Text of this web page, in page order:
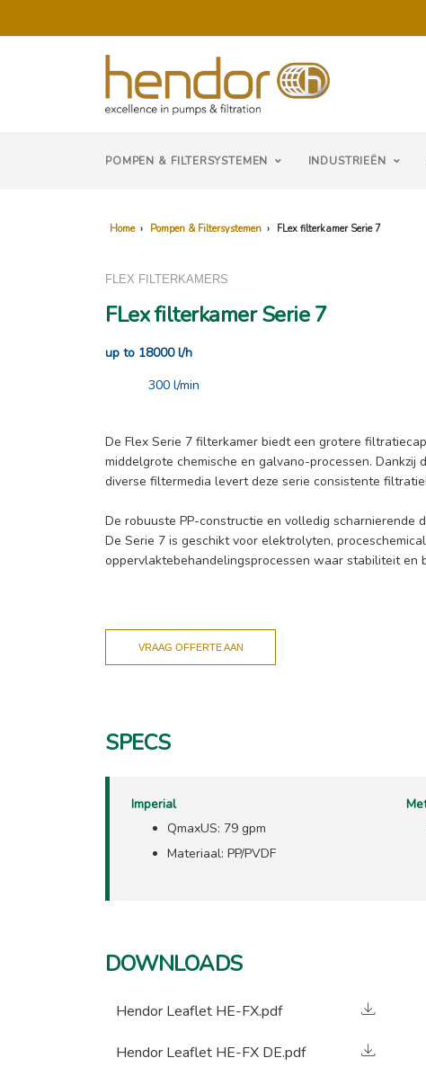
POMPEN & FILTERSYSTEMEN INDUSTRIEËN
Home › Pompen & Filtersystemen › FLex filterkamer Serie 7
FLEX FILTERKAMERS
FLex filterkamer Serie 7
up to 18000 l/h
300 l/min
De Flex Serie 7 filterkamer biedt een grotere
middelgrote chemische en galvano-processen.
diverse filtermedia levert deze serie consistente
De robuuste PP-constructie en volledig scharnierende
De Serie 7 is geschikt voor elektrolyten,
oppervlaktebehandelingsprocessen waar stabiliteit en
VRAAG OFFERTE AAN
SPECS
Imperial
QmaxUS: 79 gpm
Materiaal: PP/PVDF
DOWNLOADS
Hendor Leaflet HE-FX.pdf
Hendor Leaflet HE-FX DE.pdf